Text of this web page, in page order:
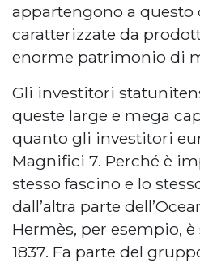
appartengono a questo
caratterizzate da
enorme patrimonio di
Gli investitori
queste large e mega
quanto gli investitori
Magnifici 7. Perché è
stesso fascino e lo
dall’altra parte
Hermès, per esempio,
1837. Fa parte del